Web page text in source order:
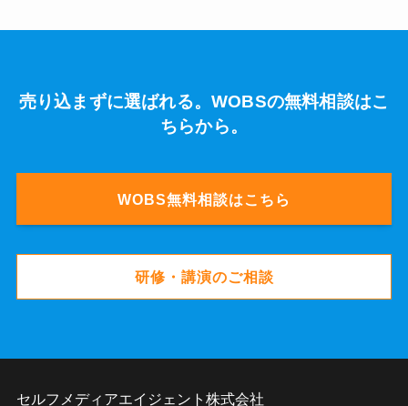
売り込まずに選ばれる。WOBSの無料相談はこ
ちらから。
WOBS無料相談はこちら
研修・講演のご相談
セルフメディアエイジェント株式会社